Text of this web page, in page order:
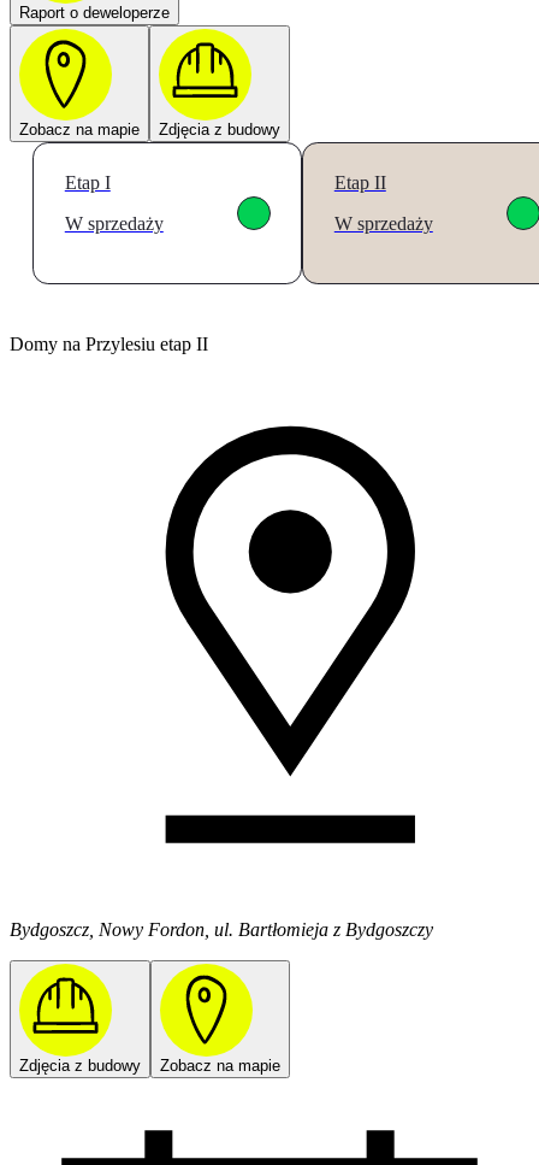
Raport o deweloperze
Zobacz na mapie Zdjęcia z budowy
Etap I
W sprzedaży
Etap II
W sprzedaży
Domy na Przylesiu etap II
Bydgoszcz, Nowy Fordon, ul. Bartłomieja z Bydgoszczy
Zdjęcia z budowy Zobacz na mapie